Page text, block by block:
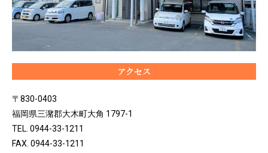
アクセス
〒830-0403
福岡県三潴郡大木町大角 1797-1
TEL. 0944-33-1211
FAX. 0944-33-1211